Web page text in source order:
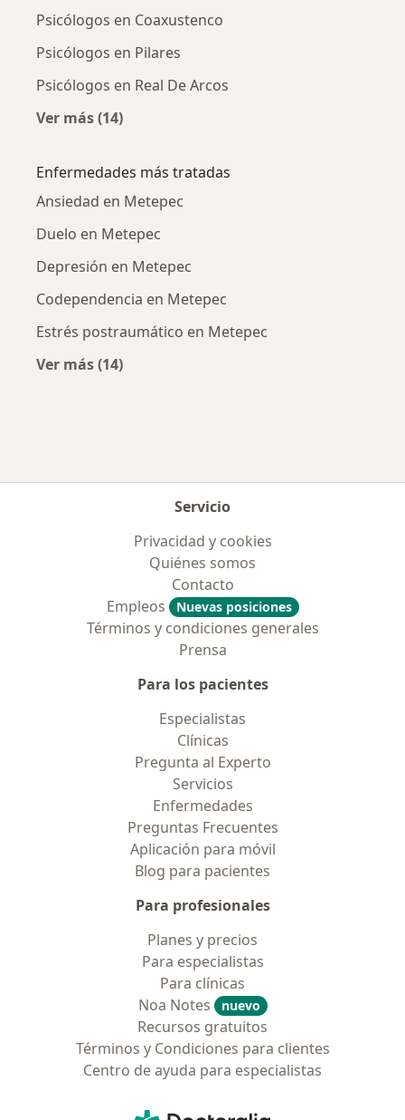
Psicólogos en Coaxustenco
Psicólogos en Pilares
Psicólogos en Real De Arcos
Ver más (14)
Enfermedades más tratadas
Ansiedad en Metepec
Duelo en Metepec
Depresión en Metepec
Codependencia en Metepec
Estrés postraumático en Metepec
Ver más (14)
Servicio
Privacidad y cookies
Quiénes somos
Contacto
Empleos
Nuevas posiciones
Términos y condiciones generales
Prensa
Para los pacientes
Especialistas
Clínicas
Pregunta al Experto
Servicios
Enfermedades
Preguntas Frecuentes
Aplicación para móvil
Blog para pacientes
Para profesionales
Planes y precios
Para especialistas
Para clínicas
Noa Notes
nuevo
Recursos gratuitos
Términos y Condiciones para clientes
Centro de ayuda para especialistas
Doctoralia - Página de inicio